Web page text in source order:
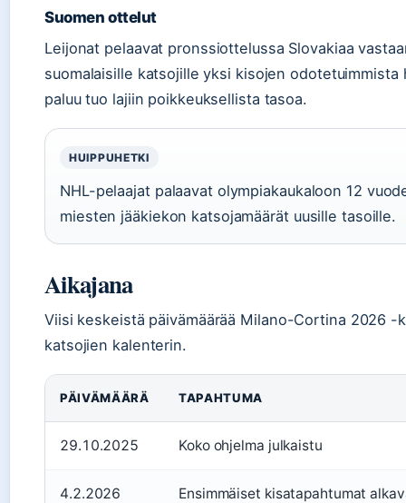
Suomen ottelut
Leijonat pelaavat pronssiottelussa Slovakiaa
suomalaisille katsojille yksi kisojen odotetuimmista
paluu tuo lajiin poikkeuksellista tasoa.
HUIPPUHETKI
NHL-pelaajat palaavat olympiakaukaloon 12
miesten jääkiekon katsojamäärät uusille tasoille.
Aikajana
Viisi keskeistä päivämäärää Milano-Cortina 2026 -
katsojien kalenterin.
PÄIVÄMÄÄRÄ TAPAHTUMA
29.10.2025 Koko ohjelma julkaistu
4.2.2026 Ensimmäiset kisatapahtumat